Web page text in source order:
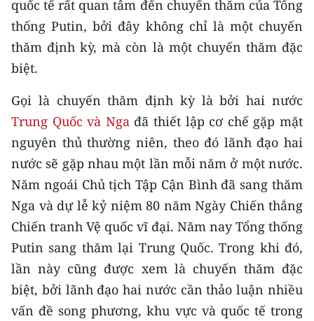
Media Kinh tế
Media Văn hóa
Media Pháp luật
Media Du lịch
Media Thế giới
Media Thể thao
Media Giáo dục
Media Y tế
Media Khoa học - Công nghệ
quốc tế rất quan tâm đến chuyến thăm của Tổng
thống Putin, bởi đây không chỉ là một chuyến
thăm định kỳ, mà còn là một chuyến thăm đặc
biệt.
Gọi là chuyến thăm định kỳ là bởi hai nước
Trung Quốc và Ngađã thiết lập cơ chế gặp mặt
nguyên thủ thường niên, theo đó lãnh đạo hai
nước sẽ gặp nhau một lần mỗi năm ở một nước.
Năm ngoái Chủ tịch Tập Cận Bình đã sang thăm
Nga và dự lễ kỷ niệm 80 năm Ngày Chiến thắng
Chiến tranh Vệ quốc vĩ đại. Năm nay Tổng thống
Putin sang thăm lại Trung Quốc. Trong khi đó,
lần này cũng được xem là chuyến thăm đặc
biệt, bởi lãnh đạo hai nước cần thảo luận nhiều
vấn đề song phương, khu vực và quốc tế trong